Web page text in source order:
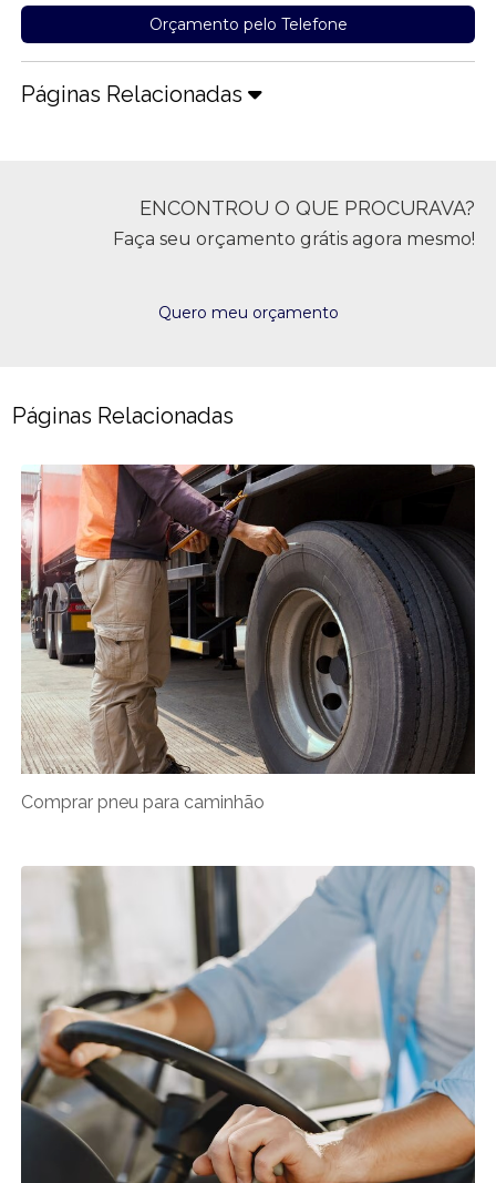
Orçamento pelo Telefone
Páginas Relacionadas
ENCONTROU O QUE PROCURAVA?
Faça seu orçamento grátis agora mesmo!
Quero meu orçamento
Páginas Relacionadas
Comprar pneu para caminhão